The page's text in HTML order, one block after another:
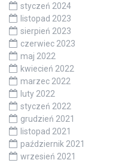
styczeń 2024
listopad 2023
sierpień 2023
czerwiec 2023
maj 2022
kwiecień 2022
marzec 2022
luty 2022
styczeń 2022
grudzień 2021
listopad 2021
październik 2021
wrzesień 2021